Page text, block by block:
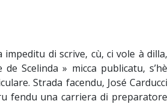
impeditu di scrive, cù, ci vole à dilla,
Scelinda » micca publicatu, s’hè
Strada facendu, José Carducci
fendu una carriera di preparatore